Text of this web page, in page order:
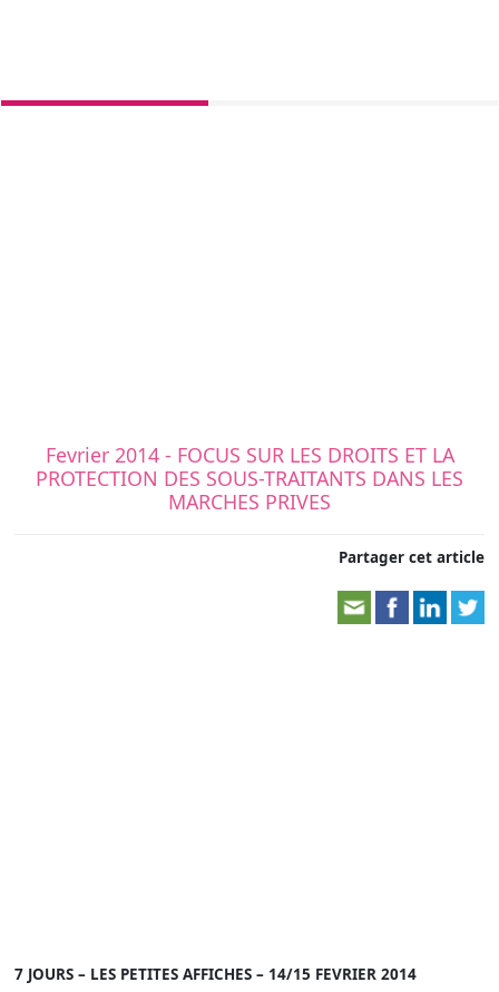
Fevrier 2014 - FOCUS SUR LES DROITS ET LA
PROTECTION DES SOUS-TRAITANTS DANS LES
MARCHES PRIVES
Partager cet article
7 JOURS – LES PETITES AFFICHES – 14/15 FEVRIER 2014